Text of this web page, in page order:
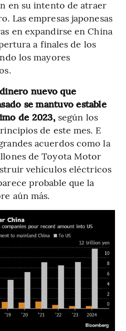
en su intento de atraer
Las empresas japonesas
en expandirse en China
a finales de los
los mayores
nuevo que
se mantuvo estable
de 2023,según los
de este mes. E
acuerdos como la
de Toyota Motor
vehículos eléctricos
probable que la
aún más.